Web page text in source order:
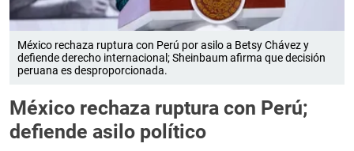
México rechaza ruptura con Perú por asilo a Betsy Chávez y
defiende derecho internacional; Sheinbaum afirma que decisión
peruana es desproporcionada.
México rechaza ruptura con Perú;
defiende asilo político